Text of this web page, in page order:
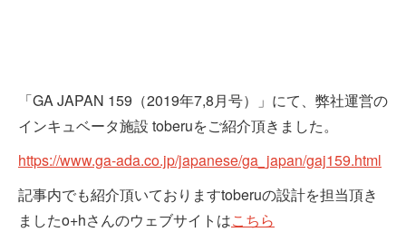
「GA JAPAN 159（2019年7,8月号）」にて、弊社運営の
インキュベータ施設 toberuをご紹介頂きました。
https://www.ga-ada.co.jp/japanese/ga_japan/gaj159.html
記事内でも紹介頂いておりますtoberuの設計を担当頂き
ましたo+hさんのウェブサイトはこちら